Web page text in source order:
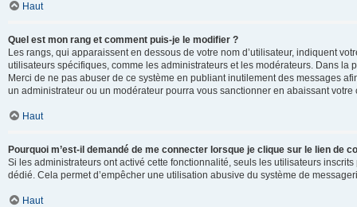
Haut
Quel est mon rang et comment puis-je le modifier ?
Les rangs, qui apparaissent en dessous de votre nom d’utilisateur, indiquent
utilisateurs spécifiques, comme les administrateurs et les modérateurs. Dans
Merci de ne pas abuser de ce système en publiant inutilement des messages
un administrateur ou un modérateur pourra vous sanctionner en abaissant votre
Haut
Pourquoi m’est-il demandé de me connecter lorsque je clique sur le lien de
Si les administrateurs ont activé cette fonctionnalité, seuls les utilisateurs
dédié. Cela permet d’empêcher une utilisation abusive du système de
Haut